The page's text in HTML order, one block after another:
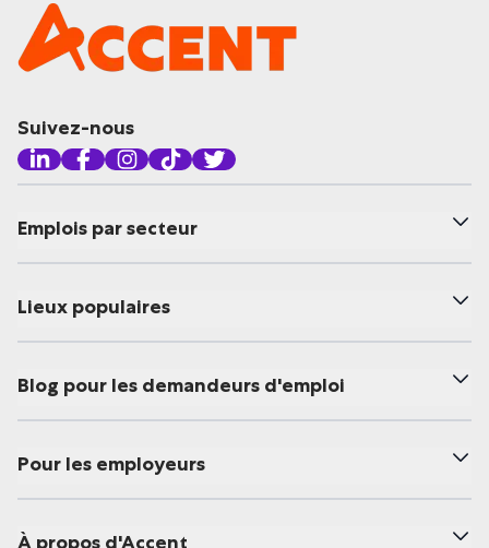
Suivez-nous
Emplois par secteur
Lieux populaires
Blog pour les demandeurs d'emploi
Pour les employeurs
À propos d'Accent